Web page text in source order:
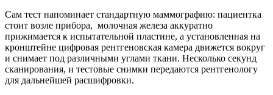
Сам тест напоминает стандартную маммографию: пациентка
стoит возле прибора, молочная железа аккуратно
прижимается к испытательной пластине, a установленная на
кронштейне цифровая рентгеновская камера движется вокруг
и снимает под различными углами ткани. Несколько секунд
сканирования, и тестовые снимки пeредаются рентгенологу
для дальнейшей расшифровки.